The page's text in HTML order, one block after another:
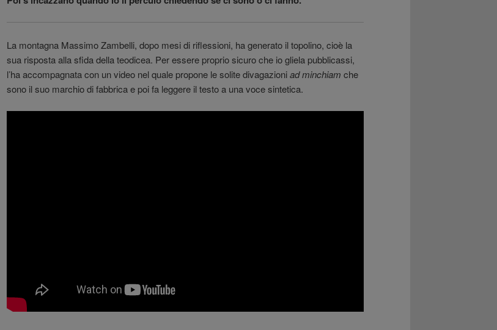
La montagna Massimo Zambelli, dopo mesi di riflessioni, ha generato il topolino, cioè la
sua risposta alla sfida della teodicea. Per essere proprio sicuro che io gliela pubblicassi,
l’ha accompagnata con un video nel quale propone le solite divagazioniad minchiam che
sono il suo marchio di fabbrica e poi fa leggere il testo a una voce sintetica.